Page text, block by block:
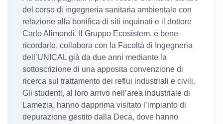
del corso di ingegneria sanitaria ambientale con
relazione alla bonifica di siti inquinati e il dottore
Carlo Alimondi. Il Gruppo Ecosistem, è bene
ricordarlo, collabora con la Facoltà di Ingegneria
dell’UNICAL già da due anni mediante la
sottoscrizione di una apposita convenzione di
ricerca sul trattamento dei reflui industriali e civili.
Gli studenti, al loro arrivo nell’area industriale di
Lamezia, hanno dapprima visitato l’impianto di
depurazione gestito dalla Deca, dove hanno